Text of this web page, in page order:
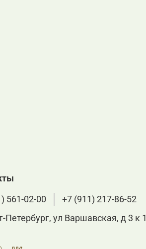
561-02-00
+7 (911) 217-86-52
Петербург, ул Варшавская, д 3 к 1